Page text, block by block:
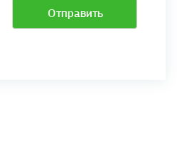
Отправить